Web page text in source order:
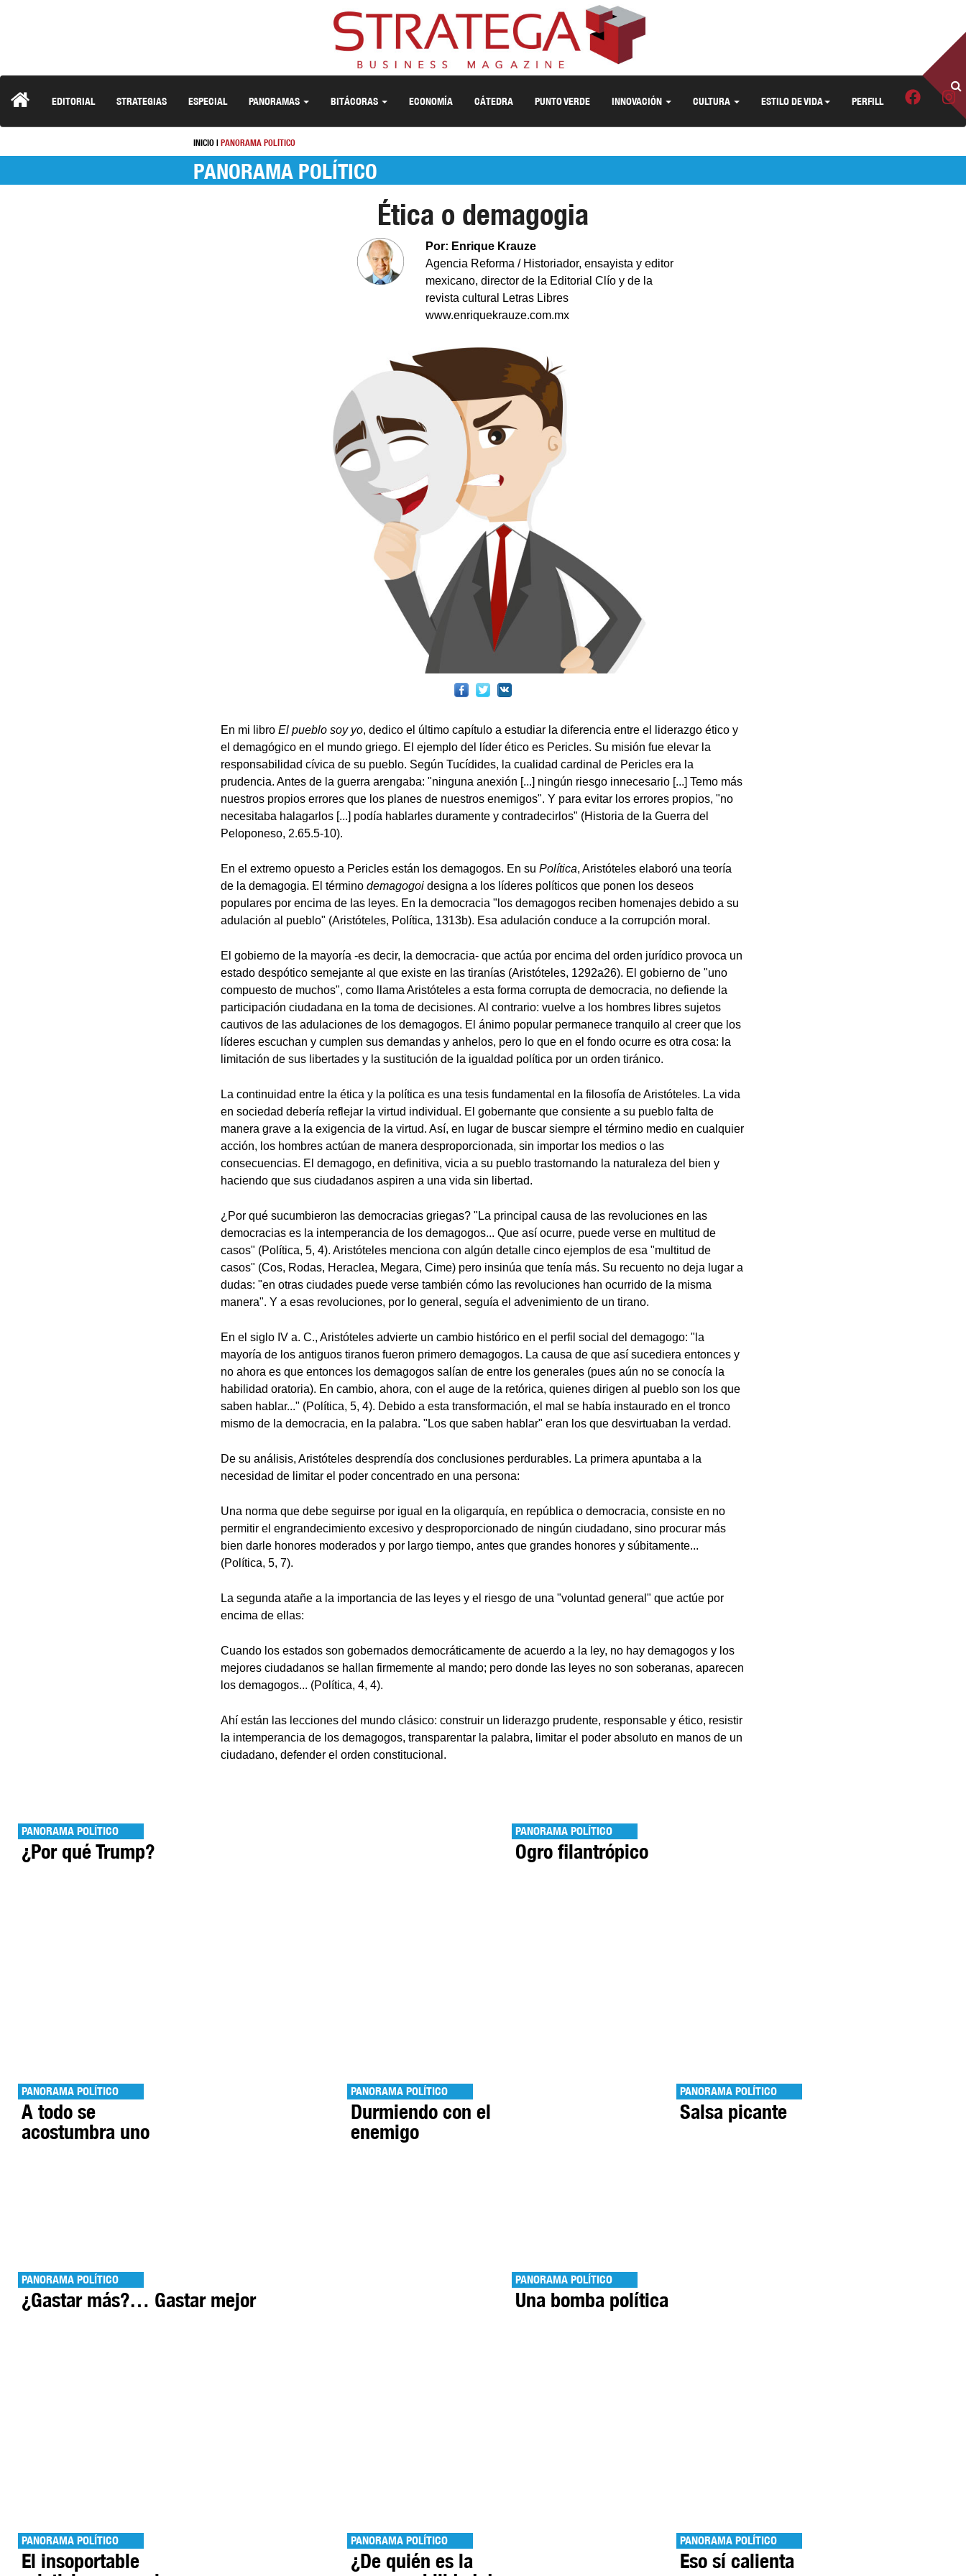
EDITORIAL STRATEGIAS ESPECIAL PANORAMAS BITÁCORAS ECONOMÍA CÁTEDRA PUNTO VERDE INNOVACIÓN CULTURA ESTILO DE VIDA PERFILL
INICIO| PANORAMA POLÍTICO
PANORAMA POLÍTICO
Ética o demagogia
Por: Enrique Krauze
Agencia Reforma / Historiador, ensayista y editor
mexicano, director de la Editorial Clío y de la
revista cultural Letras Libres
www.enriquekrauze.com.mx
En mi libro El pueblo soy yo, dedico el último capítulo a estudiar la diferencia entre el liderazgo ético y
el demagógico en el mundo griego. El ejemplo del líder ético es Pericles. Su misión fue elevar la
responsabilidad cívica de su pueblo. Según Tucídides, la cualidad cardinal de Pericles era la
prudencia. Antes de la guerra arengaba: "ninguna anexión [...] ningún riesgo innecesario [...] Temo más
nuestros propios errores que los planes de nuestros enemigos". Y para evitar los errores propios, "no
necesitaba halagarlos [...] podía hablarles duramente y contradecirlos" (Historia de la Guerra del
Peloponeso, 2.65.5-10).
En el extremo opuesto a Pericles están los demagogos. En su Política, Aristóteles elaboró una teoría
de la demagogia. El término demagogoi designa a los líderes políticos que ponen los deseos
populares por encima de las leyes. En la democracia "los demagogos reciben homenajes debido a su
adulación al pueblo" (Aristóteles, Política, 1313b). Esa adulación conduce a la corrupción moral.
El gobierno de la mayoría -es decir, la democracia- que actúa por encima del orden jurídico provoca un
estado despótico semejante al que existe en las tiranías (Aristóteles, 1292a26). El gobierno de "uno
compuesto de muchos", como llama Aristóteles a esta forma corrupta de democracia, no defiende la
participación ciudadana en la toma de decisiones. Al contrario: vuelve a los hombres libres sujetos
cautivos de las adulaciones de los demagogos. El ánimo popular permanece tranquilo al creer que los
líderes escuchan y cumplen sus demandas y anhelos, pero lo que en el fondo ocurre es otra cosa: la
limitación de sus libertades y la sustitución de la igualdad política por un orden tiránico.
La continuidad entre la ética y la política es una tesis fundamental en la filosofía de Aristóteles. La vida
en sociedad debería reflejar la virtud individual. El gobernante que consiente a su pueblo falta de
manera grave a la exigencia de la virtud. Así, en lugar de buscar siempre el término medio en cualquier
acción, los hombres actúan de manera desproporcionada, sin importar los medios o las
consecuencias. El demagogo, en definitiva, vicia a su pueblo trastornando la naturaleza del bien y
haciendo que sus ciudadanos aspiren a una vida sin libertad.
¿Por qué sucumbieron las democracias griegas? "La principal causa de las revoluciones en las
democracias es la intemperancia de los demagogos... Que así ocurre, puede verse en multitud de
casos" (Política, 5, 4). Aristóteles menciona con algún detalle cinco ejemplos de esa "multitud de
casos" (Cos, Rodas, Heraclea, Megara, Cime) pero insinúa que tenía más. Su recuento no deja lugar a
dudas: "en otras ciudades puede verse también cómo las revoluciones han ocurrido de la misma
manera". Y a esas revoluciones, por lo general, seguía el advenimiento de un tirano.
En el siglo IV a. C., Aristóteles advierte un cambio histórico en el perfil social del demagogo: "la
mayoría de los antiguos tiranos fueron primero demagogos. La causa de que así sucediera entonces y
no ahora es que entonces los demagogos salían de entre los generales (pues aún no se conocía la
habilidad oratoria). En cambio, ahora, con el auge de la retórica, quienes dirigen al pueblo son los que
saben hablar..." (Política, 5, 4). Debido a esta transformación, el mal se había instaurado en el tronco
mismo de la democracia, en la palabra. "Los que saben hablar" eran los que desvirtuaban la verdad.
De su análisis, Aristóteles desprendía dos conclusiones perdurables. La primera apuntaba a la
necesidad de limitar el poder concentrado en una persona:
Una norma que debe seguirse por igual en la oligarquía, en república o democracia, consiste en no
permitir el engrandecimiento excesivo y desproporcionado de ningún ciudadano, sino procurar más
bien darle honores moderados y por largo tiempo, antes que grandes honores y súbitamente...
(Política, 5, 7).
La segunda atañe a la importancia de las leyes y el riesgo de una "voluntad general" que actúe por
encima de ellas:
Cuando los estados son gobernados democráticamente de acuerdo a la ley, no hay demagogos y los
mejores ciudadanos se hallan firmemente al mando; pero donde las leyes no son soberanas, aparecen
los demagogos... (Política, 4, 4).
Ahí están las lecciones del mundo clásico: construir un liderazgo prudente, responsable y ético, resistir
la intemperancia de los demagogos, transparentar la palabra, limitar el poder absoluto en manos de un
ciudadano, defender el orden constitucional.
PANORAMA POLÍTICO
¿Por qué Trump?
PANORAMA POLÍTICO
Ogro filantrópico
PANORAMA POLÍTICO
A todo se
acostumbra uno
PANORAMA POLÍTICO
Durmiendo con el
enemigo
PANORAMA POLÍTICO
Salsa picante
PANORAMA POLÍTICO
¿Gastar más?… Gastar mejor
PANORAMA POLÍTICO
Una bomba política
PANORAMA POLÍTICO
El insoportable
PANORAMA POLÍTICO
¿De quién es la
PANORAMA POLÍTICO
Eso sí calienta